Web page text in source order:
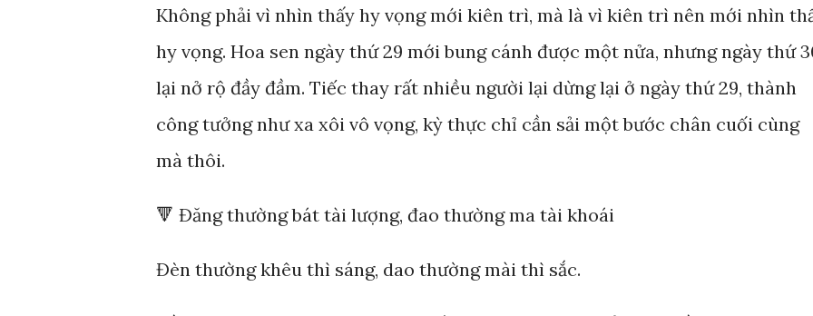
Không phải vì nhìn thấy hy vọng mới kiên trì, mà là vì kiên trì nên mới nhìn
hy vọng. Hoa sen ngày thứ 29 mới bung cánh được một nửa, nhưng ngày thứ
lại nở rộ đầy đầm. Tiếc thay rất nhiều người lại dừng lại ở ngày thứ 29, thành
công tưởng như xa xôi vô vọng, kỳ thực chỉ cần sải một bước chân cuối cùng
mà thôi.
🔻 Đăng thường bát tài lượng, đao thường ma tài khoái
Đèn thường khêu thì sáng, dao thường mài thì sắc.